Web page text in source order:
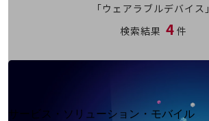
地域経済のさらなる活性化に取り組みます
自治体・地域社会との共創
LGPF(Local Government Platform)
サービス・ソリューション・モバイル
「ウェアラブルデバイス」
検索結果 4 件